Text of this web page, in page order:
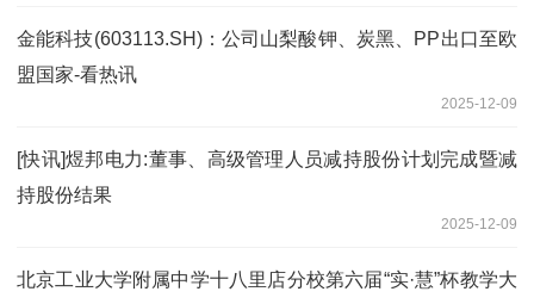
金能科技(603113.SH)：公司山梨酸钾、炭黑、PP出口至欧
盟国家-看热讯
2025-12-09
[快讯]煜邦电力:董事、高级管理人员减持股份计划完成暨减
持股份结果
2025-12-09
北京工业大学附属中学十八里店分校第六届“实·慧”杯教学大